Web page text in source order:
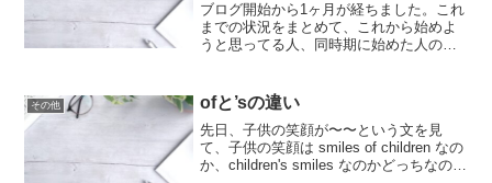
ブログ開始から1ヶ月が経ちました。これ
までの状況をまとめて、これから始めよ
うと思ってる人、同時期に始めた人の参
数字についてまとめます。記事数23記事
クリック数（Goog...
その他 ofと’sの違い
先日、子供の笑顔が〜〜という文を見
て、子供の笑顔は smiles of children なの
か、children's smiles なのかどっちなのだ